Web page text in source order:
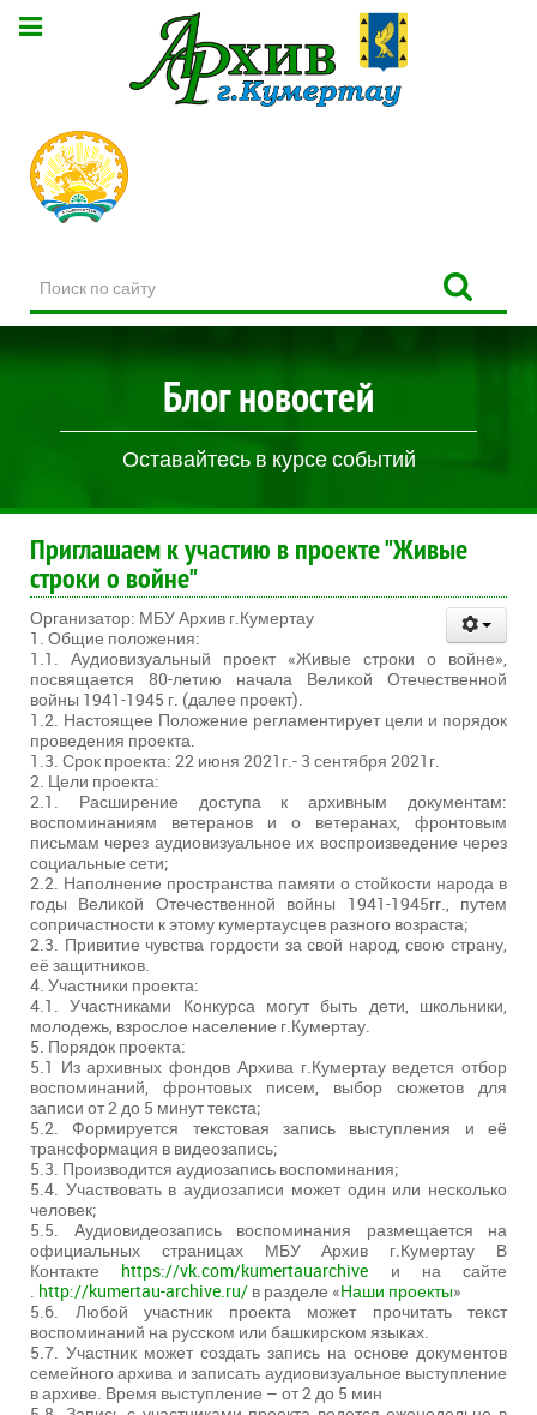
по
сайту
Блог новостей
Оставайтесь в курсе событий
Приглашаем к участию в проекте "Живые
строки о войне"
Организатор: МБУ Архив г.Кумертау
1. Общие положения:
1.1. Аудиовизуальный проект «Живые строки о войне»,
посвящается 80-летию начала Великой Отечественной
войны 1941-1945 г. (далее проект).
1.2. Настоящее Положение регламентирует цели и порядок
проведения проекта.
1.3. Срок проекта: 22 июня 2021г.- 3 сентября 2021г.
2. Цели проекта:
2.1. Расширение доступа к архивным документам:
воспоминаниям ветеранов и о ветеранах, фронтовым
письмам через аудиовизуальное их воспроизведение через
социальные сети;
2.2. Наполнение пространства памяти о стойкости народа в
годы Великой Отечественной войны 1941-1945гг., путем
сопричастности к этому кумертаусцев разного возраста;
2.3. Привитие чувства гордости за свой народ, свою страну,
её защитников.
4. Участники проекта:
4.1. Участниками Конкурса могут быть дети, школьники,
молодежь, взрослое население г.Кумертау.
5. Порядок проекта:
5.1 Из архивных фондов Архива г.Кумертау ведется отбор
воспоминаний, фронтовых писем, выбор сюжетов для
записи от 2 до 5 минут текста;
5.2. Формируется текстовая запись выступления и её
трансформация в видеозапись;
5.3. Производится аудиозапись воспоминания;
5.4. Участвовать в аудиозаписи может один или несколько
человек;
5.5. Аудиовидеозапись воспоминания размещается на
официальных страницах МБУ Архив г.Кумертау В
Контакте https://vk.com/kumertauarchive и на сайте
. http://kumertau-archive.ru/ в разделе «Наши проекты»
5.6. Любой участник проекта может прочитать текст
воспоминаний на русском или башкирском языках.
5.7. Участник может создать запись на основе документов
семейного архива и записать аудиовизуальное выступление
в архиве. Время выступление – от 2 до 5 мин